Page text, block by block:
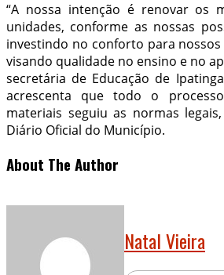
“A nossa intenção é renovar os
unidades, conforme as nossas
investindo no conforto para
visando qualidade no ensino e no
secretária de Educação de
acrescenta que todo o
materiais seguiu as normas
Diário Oficial do Município.
About The Author
Natal Vieira